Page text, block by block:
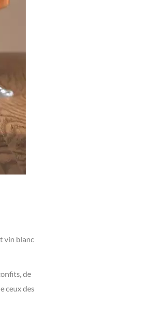
vin blanc
de
ceux des